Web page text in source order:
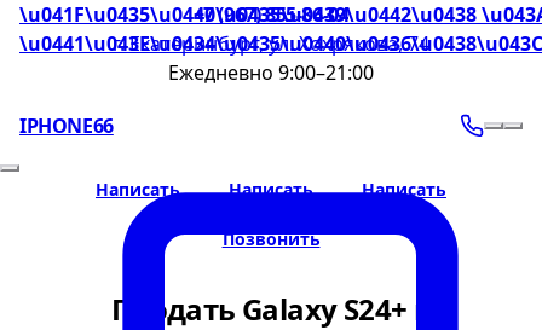
\u041F\u0435\u0440\u0435\u0439\u0442\u0438
+7 (967) 855-86-04
г. Екатеринбург, ул. Хохрякова, 74
Ежедневно 9:00–21:00
IPHONE66
Написать Написать Написать
Позвонить
Продать Galaxy S24+ в